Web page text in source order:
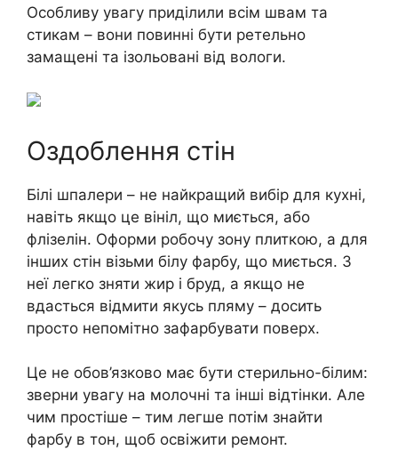
Особливу увагу приділили всім швам та
стикам – вони повинні бути ретельно
замащені та ізольовані від вологи.
Оздоблення стін
Білі шпалери – не найкращий вибір для кухні,
навіть якщо це вініл, що миється, або
флізелін. Оформи робочу зону плиткою, а для
інших стін візьми білу фарбу, що миється. З
неї легко зняти жир і бруд, а якщо не
вдасться відмити якусь пляму – досить
просто непомітно зафарбувати поверх.
Це не обов’язково має бути стерильно-білим:
зверни увагу на молочні та інші відтінки. Але
чим простіше – тим легше потім знайти
фарбу в тон, щоб освіжити ремонт.